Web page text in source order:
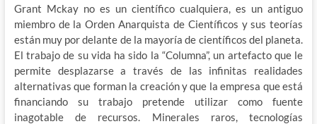
Grant Mckay no es un científico cualquiera, es un antiguo
miembro de la Orden Anarquista de Científicos y sus teorías
están muy por delante de la mayoría de científicos del planeta.
El trabajo de su vida ha sido la “Columna”, un artefacto que le
permite desplazarse a través de las infinitas realidades
alternativas que forman la creación y que la empresa que está
financiando su trabajo pretende utilizar como fuente
inagotable de recursos. Minerales raros, tecnologías